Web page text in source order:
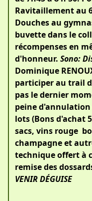
Ravitaillement au
Douches au
buvette dans le
récompenses en
d'honneur. Sono:
Dominique
participer au trail
pas le dernier
peine d'annulation
lots (Bons d'achat
sacs, vins rouge
champagne et
technique offert à
remise des
VENIR DÉGUISE